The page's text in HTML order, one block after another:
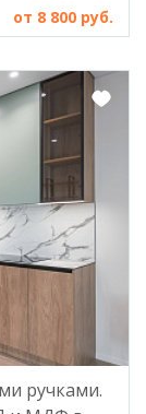
от 8 800 руб.
ручками.